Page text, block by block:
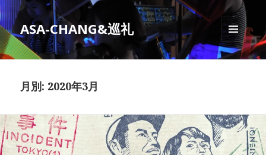
ASA-CHANG&巡礼
メニュ
ーとウ
月別: 2020年3月